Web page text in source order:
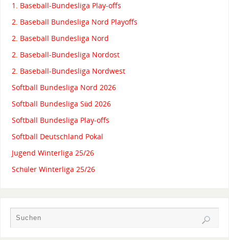
1. Baseball-Bundesliga Play-offs
2. Baseball Bundesliga Nord Playoffs
2. Baseball Bundesliga Nord
2. Baseball-Bundesliga Nordost
2. Baseball-Bundesliga Nordwest
Softball Bundesliga Nord 2026
Softball Bundesliga Süd 2026
Softball Bundesliga Play-offs
Softball Deutschland Pokal
Jugend Winterliga 25/26
Schüler Winterliga 25/26